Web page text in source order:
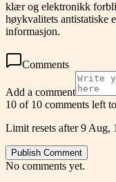
klær og elektronikk
høykvalitets antistatiske
informasjon.
Comments
Add a comment
10 of 10 comments left
Limit resets after 9 Aug,
Publish Comment
No comments yet.